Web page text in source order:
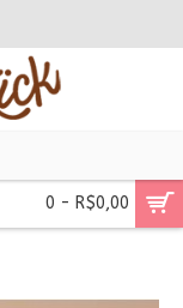
0 - R$0,00